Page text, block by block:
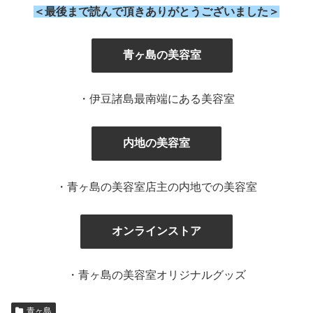
＜最後まで読んで頂きありがとうございました＞
青ヶ島の美容室
・伊豆諸島最南端にある美容室
内地の美容室
・青ヶ島の美容室店主の内地での美容室
オンラインストア
・青ヶ島の美容室オリジナルグッズ